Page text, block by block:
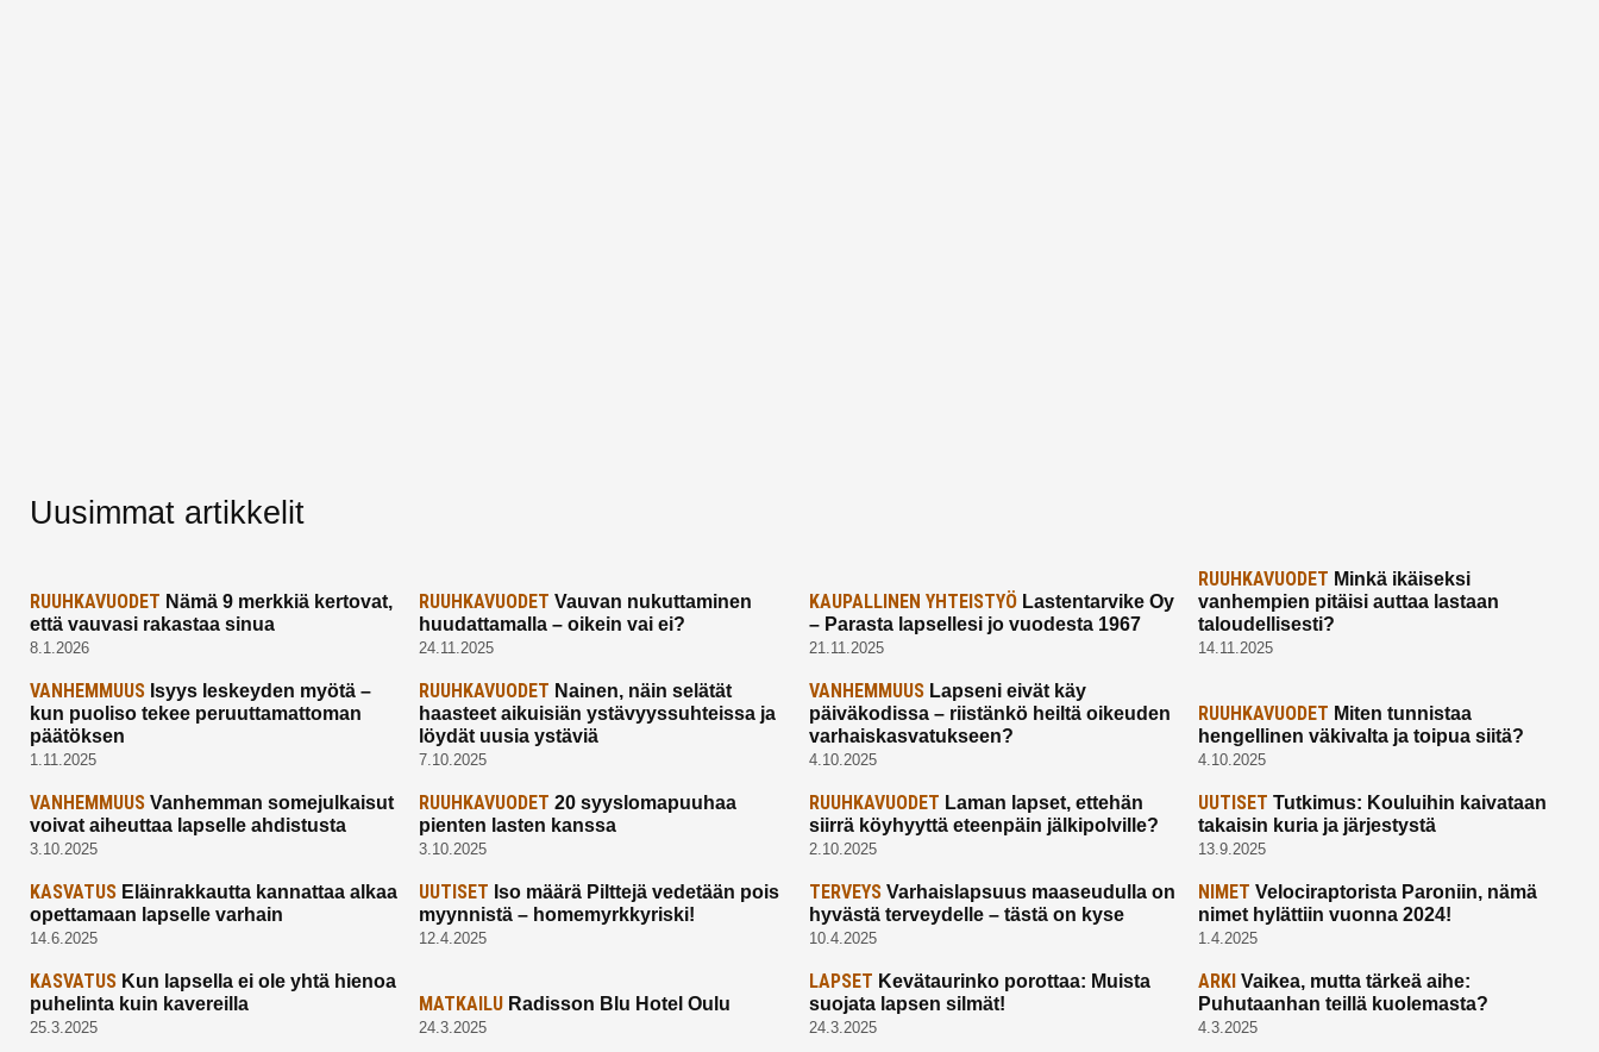
Uusimmat artikkelit
RUUHKAVUODET Nämä 9 merkkiä kertovat,
että vauvasi rakastaa sinua
8.1.2026
RUUHKAVUODET Vauvan nukuttaminen
huudattamalla – oikein vai ei?
24.11.2025
KAUPALLINEN YHTEISTYÖLastentarvike Oy
– Parasta lapsellesi jo vuodesta 1967
21.11.2025
RUUHKAVUODET Minkä ikäiseksi
vanhempien pitäisi auttaa lastaan
taloudellisesti?
14.11.2025
VANHEMMUUS Isyys leskeyden myötä –
kun puoliso tekee peruuttamattoman
päätöksen
1.11.2025
RUUHKAVUODET Nainen, näin selätät
haasteet aikuisiän ystävyyssuhteissa ja
löydät uusia ystäviä
7.10.2025
VANHEMMUUSLapseni eivät käy
päiväkodissa – riistänkö heiltä oikeuden
varhaiskasvatukseen?
4.10.2025
RUUHKAVUODET Miten tunnistaa
hengellinen väkivalta ja toipua siitä?
4.10.2025
VANHEMMUUS Vanhemman somejulkaisut
voivat aiheuttaa lapselle ahdistusta
3.10.2025
RUUHKAVUODET 20 syyslomapuuhaa
pienten lasten kanssa
3.10.2025
RUUHKAVUODET Laman lapset, ettehän
siirrä köyhyyttä eteenpäin jälkipolville?
2.10.2025
UUTISET Tutkimus: Kouluihin kaivataan
takaisin kuria ja järjestystä
13.9.2025
KASVATUS Eläinrakkautta kannattaa alkaa
opettamaan lapselle varhain
14.6.2025
UUTISET Iso määrä Pilttejä vedetään pois
myynnistä – homemyrkkyriski!
12.4.2025
TERVEYSVarhaislapsuus maaseudulla on
hyvästä terveydelle – tästä on kyse
10.4.2025
NIMET Velociraptorista Paroniin, nämä
nimet hylättiin vuonna 2024!
1.4.2025
KASVATUS Kun lapsella ei ole yhtä hienoa
puhelinta kuin kavereilla
25.3.2025
MATKAILU Radisson Blu Hotel Oulu
24.3.2025
LAPSET Kevätaurinko porottaa: Muista
suojata lapsen silmät!
24.3.2025
ARKI Vaikea, mutta tärkeä aihe:
Puhutaanhan teillä kuolemasta?
4.3.2025